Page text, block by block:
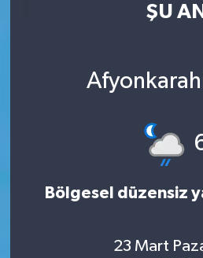
ŞU AN
Bölgesel düzensiz
23 Mart
Son Dakika Haberleri